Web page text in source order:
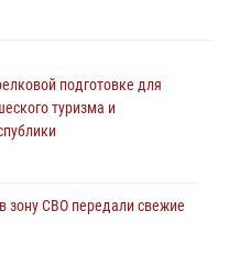
подготовке для
туризма и
зону СВО передали свежие